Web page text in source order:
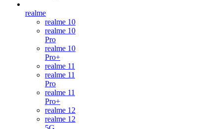
realme
realme 10
realme 10
Pro
realme 10
Pro+
realme 11
realme 11
Pro
realme 11
Pro+
realme 12
realme 12